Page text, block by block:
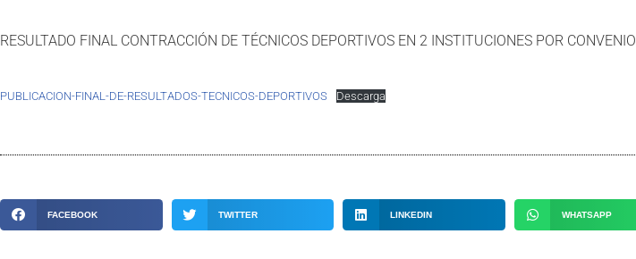
RESULTADO FINAL CONTRACCIÓN DE TÉCNICOS DEPORTIVOS EN 2 INSTITUCIONES POR CONVENIO
PUBLICACION-FINAL-DE-RESULTADOS-TECNICOS-DEPORTIVOS Descarga
FACEBOOK TWITTER LINKEDIN WHATSAPP